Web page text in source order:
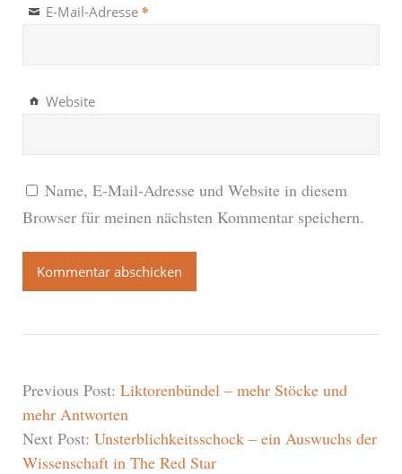
E-Mail-Adresse *
Website
Name, E-Mail-Adresse und Website in diesem
Browser für meinen nächsten Kommentar speichern.
Previous Post: Liktorenbündel – mehr Stöcke und
mehr Antworten
Next Post: Unsterblichkeitsschock – ein Auswuchs der
Wissenschaft in The Red Star